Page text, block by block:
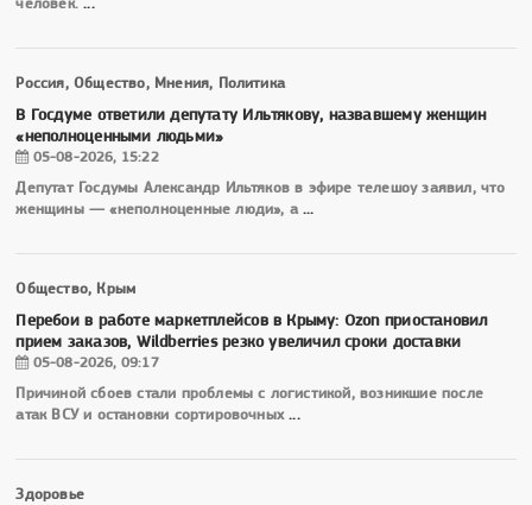
Россия, Общество, Мнения, Политика
В Госдуме ответили депутату Ильтякову, назвавшему женщин
«неполноценными людьми»
05-08-2026, 15:22
Депутат Госдумы Александр Ильтяков в эфире телешоу заявил, что
женщины — «неполноценные люди», а...
Общество, Крым
Перебои в работе маркетплейсов в Крыму: Ozon приостановил
прием заказов, Wildberries резко увеличил сроки доставки
05-08-2026, 09:17
Причиной сбоев стали проблемы с логистикой, возникшие после
атак ВСУ и остановки сортировочных...
Здоровье